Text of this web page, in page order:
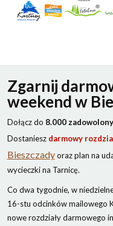
Zgarnij
weekend w
Dołącz do 8.000
Dostaniesz darmowy
Bieszczadyoraz plan na
wycieczki na Tarnicę.
Co dwa tygodnie, w
16-stu odcinków mailowego
nowe rozdziały darmowego